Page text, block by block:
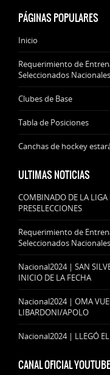
PÁGINAS POPULARES
Inicio
Requerimiento de
Seleccionados
Clubes de Base
Tabla de Posiciones
Canchas de hockey
ULTIMAS NOTICIAS
COMBINADO DE LA LIGA
PRESELECCIONES
Requerimiento de
Seleccionados
Nacional2024 | SAN
INICIO DE LA FECHA
Nacional2024 | OMA
LIBARDONI/APOLO
Nacional2024 | LLEGÓ EL
CANAL OFICIAL